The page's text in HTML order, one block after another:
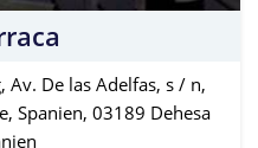
De las Adelfas, s / n,
Spanien, 03189 Dehesa